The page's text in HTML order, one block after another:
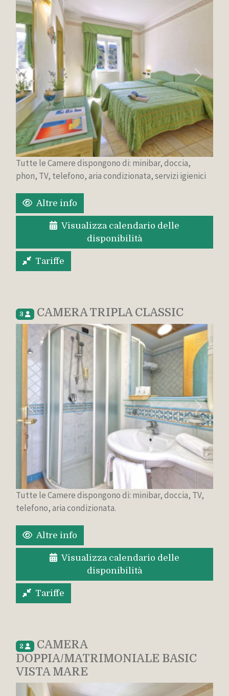
Indietro Avanti
Tutte le Camere dispongono di: minibar, doccia,
phon, TV, telefono, aria condizionata, servizi igienici
Altre info
Visualizza calendario delle
disponibilità
Tariffe
3 CAMERA TRIPLA CLASSIC
Indietro Avanti
Tutte le Camere dispongono di: minibar, doccia, TV,
telefono, aria condizionata.
Altre info
Visualizza calendario delle
disponibilità
Tariffe
2
CAMERA
DOPPIA/MATRIMONIALE BASIC
VISTA MARE